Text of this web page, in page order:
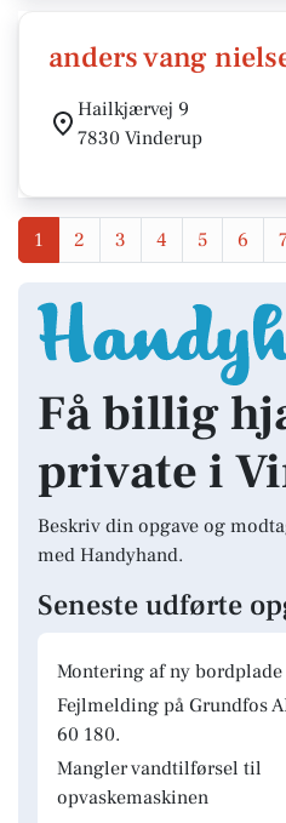
anders vang
Hailkjærvej 9
7830 Vinderup
1 2 3 4 5 6
Få billig
private i
Beskriv din opgave og
med Handyhand.
Seneste udførte
Montering af ny bordplade
Fejlmelding på Grundfos
60 180.
Mangler vandtilførsel til
opvaskemaskinen